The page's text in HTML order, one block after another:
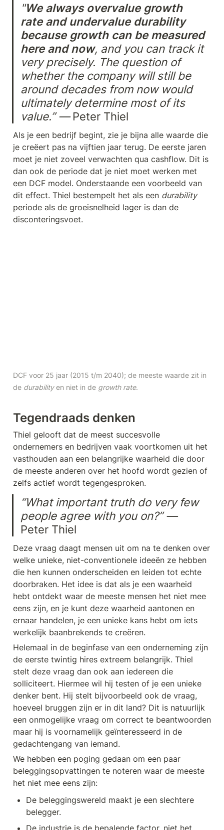
"We always overvalue growth
rate and undervalue durability
because growth can be measured
here and now, and you can track it
very precisely. The question of
whether the company will still be
around decades from now would
ultimately determine most of its
value.” — Peter Thiel
Als je een bedrijf begint, zie je bijna alle waarde die
je creëert pas na vijftien jaar terug. De eerste jaren
moet je niet zoveel verwachten qua cashflow. Dit is
dan ook de periode dat je niet moet werken met
een DCF model. Onderstaande een voorbeeld van
dit effect. Thiel bestempelt het als een durability
periode als de groeisnelheid lager is dan de
disconteringsvoet.
DCF voor 25 jaar (2015 t/m 2040); de meeste waarde zit in
de durability en niet in de growth rate.
Tegendraads denken
Thiel gelooft dat de meest succesvolle
ondernemers en bedrijven vaak voortkomen uit het
vasthouden aan een belangrijke waarheid die door
de meeste anderen over het hoofd wordt gezien of
zelfs actief wordt tegengesproken.
“What important truth do very few
people agree with you on?” —
Peter Thiel
Deze vraag daagt mensen uit om na te denken over
welke unieke, niet-conventionele ideeën ze hebben
die hen kunnen onderscheiden en leiden tot echte
doorbraken. Het idee is dat als je een waarheid
hebt ontdekt waar de meeste mensen het niet mee
eens zijn, en je kunt deze waarheid aantonen en
ernaar handelen, je een unieke kans hebt om iets
werkelijk baanbrekends te creëren.
Helemaal in de beginfase van een onderneming zijn
de eerste twintig hires extreem belangrijk. Thiel
stelt deze vraag dan ook aan iedereen die
solliciteert. Hiermee wil hij testen of je een unieke
denker bent. Hij stelt bijvoorbeeld ook de vraag,
hoeveel bruggen zijn er in dit land? Dit is natuurlijk
een onmogelijke vraag om correct te beantwoorden
maar hij is voornamelijk geïnteresseerd in de
gedachtengang van iemand.
We hebben een poging gedaan om een paar
beleggingsopvattingen te noteren waar de meeste
het niet mee eens zijn:
De beleggingswereld maakt je een slechtere
belegger.